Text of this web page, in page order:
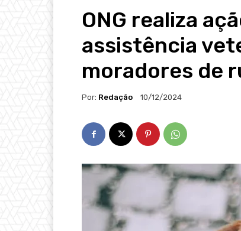
ONG realiza
assistência
moradores de
Por: Redação 10/12/2024